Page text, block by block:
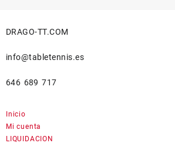
DRAGO-TT.COM
info@tabletennis.es
646 689 717
Inicio
Mi cuenta
LIQUIDACION